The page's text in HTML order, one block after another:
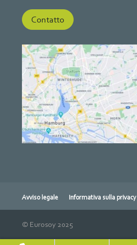
Contatto
Avviso legale Informativa sulla privacy
© Eurosoy 2025